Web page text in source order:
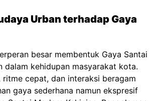
Urban terhadap Gaya
besar membentuk Gaya Santai
dalam kehidupan masyarakat kota.
cepat, dan interaksi beragam
gaya sederhana namun ekspresif